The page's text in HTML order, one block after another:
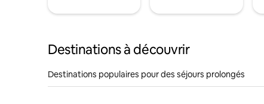
Destinations à découvrir
Destinations populaires pour des séjours prolongés